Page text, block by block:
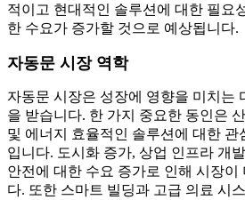
적이고 현대적인 솔루션에 대한 필요
한 수요가 증가할 것으로 예상됩니다.
자동문 시장 역학
자동문 시장은 성장에 영향을 미치는
을 받습니다. 한 가지 중요한 동인은
및 에너지 효율적인 솔루션에 대한 관
입니다. 도시화 증가, 상업 인프라 개
안전에 대한 수요 증가로 인해 시장이
다. 또한 스마트 빌딩과 고급 의료 시